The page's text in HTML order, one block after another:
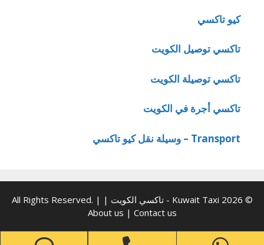
كيو تاكسي
تاكسي توصيل الكويت
تاكسي توصيلة الكويت
تاكسي أجرة في الكويت
Transport – وسيلة نقل كيو تاكسي
© 2026 Kuwait Taxi - تاكسي الكويت | All Rights Reserved. |
About us | Contact us